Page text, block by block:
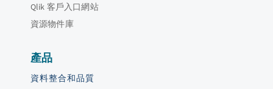
Qlik 客戶入口網站
資源物件庫
產品
資料整合和品質